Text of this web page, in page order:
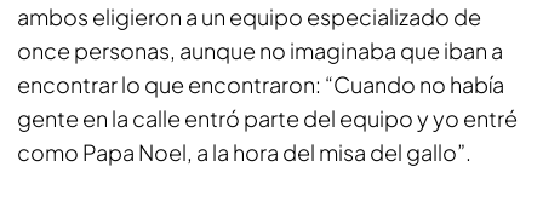
ambos eligieron a un equipo especializado de
once personas, aunque no imaginaba que iban a
encontrar lo que encontraron: “Cuando no había
gente en la calle entró parte del equipo y yo entré
como Papa Noel, a la hora del misa del gallo”.